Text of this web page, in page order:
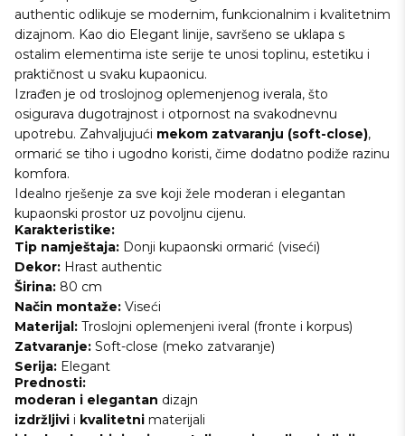
authentic odlikuje se modernim, funkcionalnim i kvalitetnim
dizajnom. Kao dio Elegant linije, savršeno se uklapa s
ostalim elementima iste serije te unosi toplinu, estetiku i
praktičnost u svaku kupaonicu.
Izrađen je od troslojnog oplemenjenog iverala, što
osigurava dugotrajnost i otpornost na svakodnevnu
upotrebu. Zahvaljujući mekom zatvaranju (soft-close),
ormarić se tiho i ugodno koristi, čime dodatno podiže razinu
komfora.
Idealno rješenje za sve koji žele moderan i elegantan
kupaonski prostor uz povoljnu cijenu.
Karakteristike:
Tip namještaja: Donji kupaonski ormarić (viseći)
Dekor: Hrast authentic
Širina: 80 cm
Način montaže: Viseći
Materijal: Troslojni oplemenjeni iveral (fronte i korpus)
Zatvaranje: Soft-close (meko zatvaranje)
Serija: Elegant
Prednosti:
moderan i elegantan dizajn
izdržljivi i kvalitetni materijali